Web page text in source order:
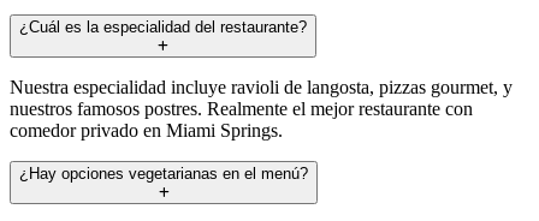
¿Cuál es la especialidad del restaurante?
Nuestra especialidad incluye ravioli de langosta, pizzas gourmet, y
nuestros famosos postres. Realmente el mejor restaurante con
comedor privado en Miami Springs.
¿Hay opciones vegetarianas en el menú?